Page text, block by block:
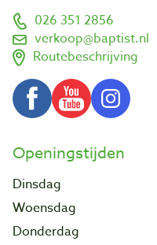
026 351 2856
verkoop@baptist.nl
Routebeschrijving
Openingstijden
Dinsdag
Woensdag
Donderdag